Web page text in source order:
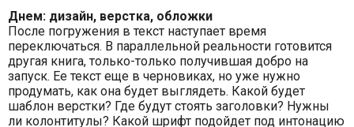
Днем: дизайн, верстка, обложки
После погружения в текст наступает время
переключаться. В параллельной реальности готовится
другая книга, только-только получившая добро на
запуск. Ее текст еще в черновиках, но уже нужно
продумать, как она будет выглядеть. Какой будет
шаблон верстки? Где будут стоять заголовки? Нужны
ли колонтитулы? Какой шрифт подойдет под интонацию